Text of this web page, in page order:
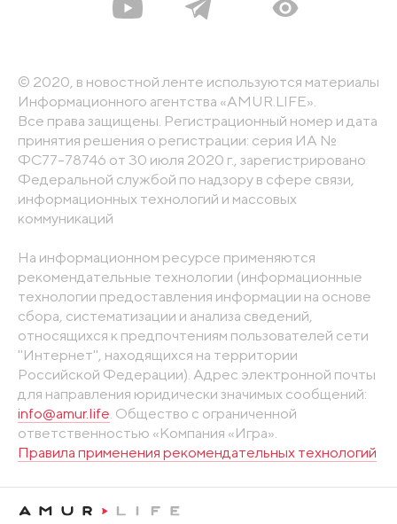
© 2020, в новостной ленте используются материалы
Информационного агентства «AMUR.LIFE».
Все права защищены. Регистрационный номер и дата
принятия решения о регистрации: серия ИА №
ФС77-78746 от 30 июля 2020 г., зарегистрировано
Федеральной службой по надзору в сфере связи,
информационных технологий и массовых
коммуникаций
На информационном ресурсе применяются
рекомендательные технологии (информационные
технологии предоставления информации на основе
сбора, систематизации и анализа сведений,
относящихся к предпочтениям пользователей сети
"Интернет", находящихся на территории
Российской Федерации). Адрес электронной почты
для направления юридически значимых сообщений:
info@amur.life . Общество с ограниченной
ответственностью «Компания «Игра».
Правила применения рекомендательных технологий